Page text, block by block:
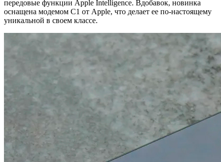
передовые функции Apple Intelligence. Вдобавок, новинка
оснащена модемом C1 от Apple, что делает ее по-настоящему
уникальной в своем классе.